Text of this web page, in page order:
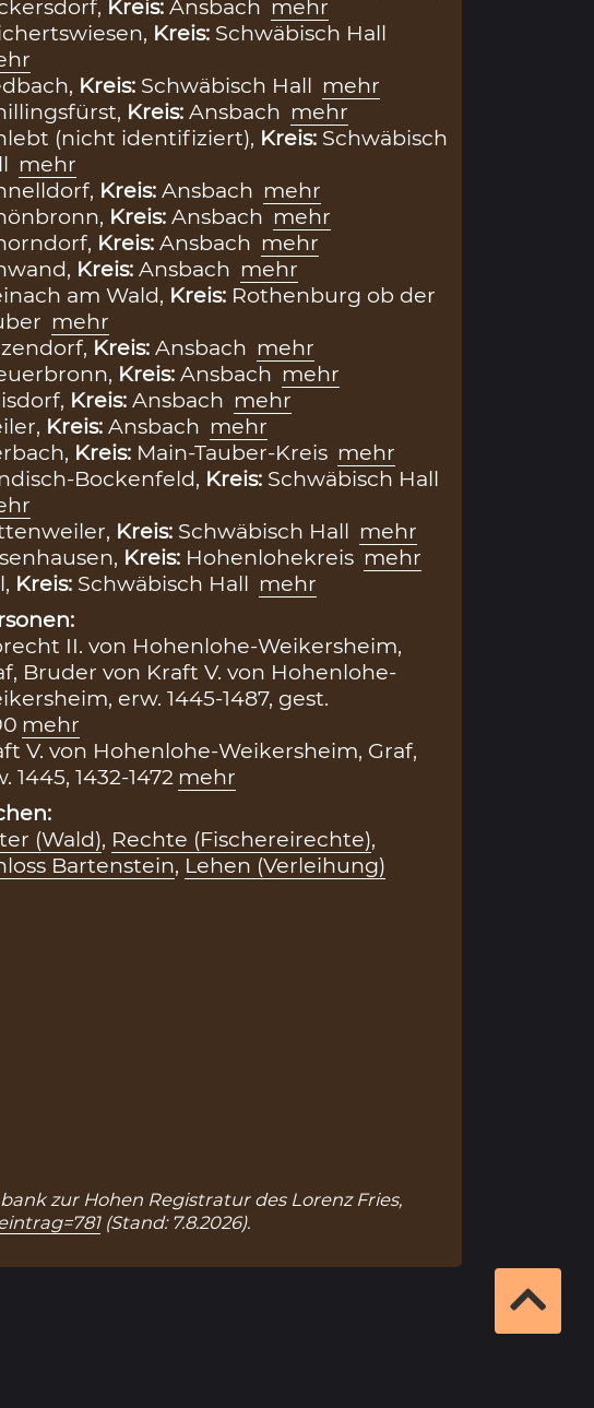
Kreis: Ansbach mehr
Kreis: Schwäbisch Hall
Kreis: Schwäbisch Hall mehr
Kreis: Ansbach mehr
(nicht identifiziert), Kreis: Schwäbisch
mehr
Kreis: Ansbach mehr
Kreis: Ansbach mehr
Kreis: Ansbach mehr
Kreis: Ansbach mehr
am Wald, Kreis: Rothenburg ob der
mehr
Kreis: Ansbach mehr
Kreis: Ansbach mehr
Kreis: Ansbach mehr
Kreis: Ansbach mehr
Kreis: Main-Tauber-Kreis mehr
Bockenfeld, Kreis: Schwäbisch Hall
Kreis: Schwäbisch Hall mehr
Kreis: Hohenlohekreis mehr
Kreis: Schwäbisch Hall mehr
II. von Hohenlohe-Weikersheim,
Bruder von Kraft V. von Hohenlohe-
erw. 1445-1487, gest.
mehr
V. von Hohenlohe-Weikersheim, Graf,
1445, 1432-1472 mehr
(Wald), Rechte (Fischereirechte),
Bartenstein, Lehen (Verleihung)
zur Hohen Registratur des Lorenz Fries,
(Stand: 7.8.2026).